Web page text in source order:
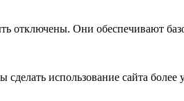
отключены. Они обеспечивают
использование сайта более